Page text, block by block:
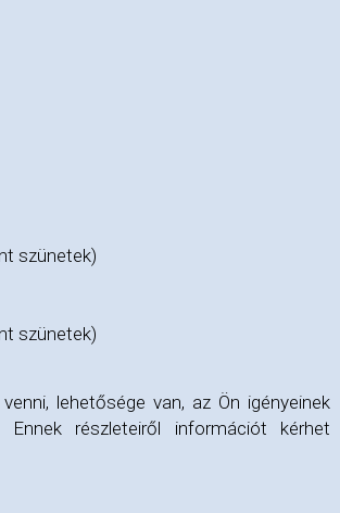
szünetek)
szünetek)
lehetősége van, az Ön igényeinek
részleteiről információt kérhet